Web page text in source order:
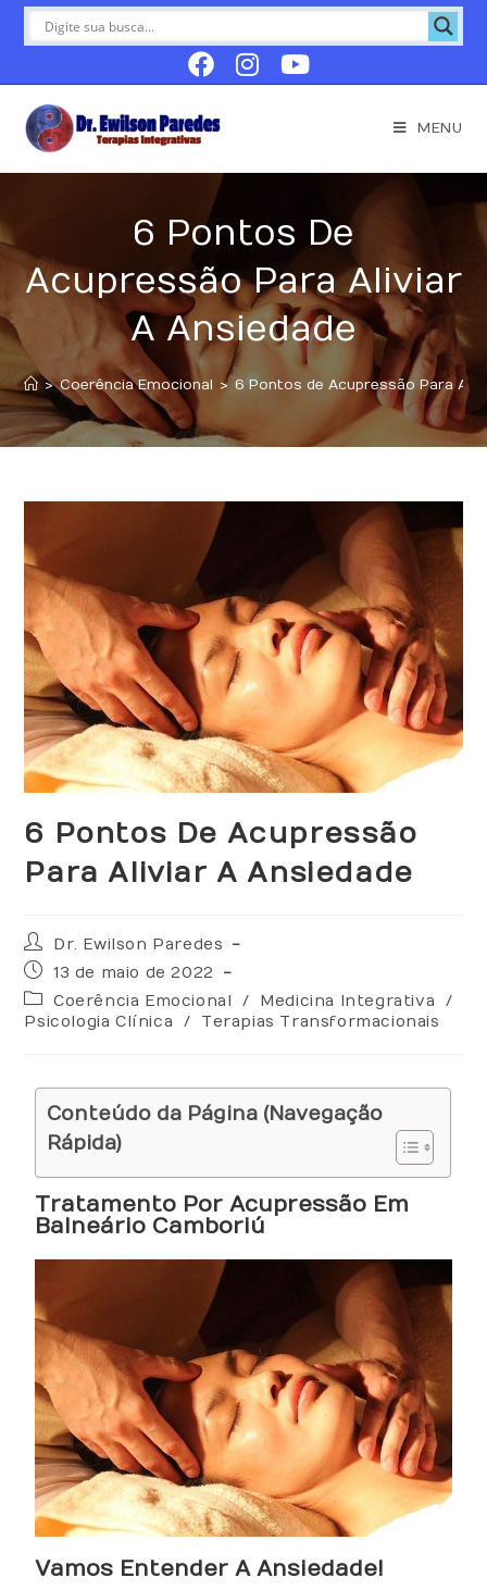
MENU
6 Pontos De
Acupressão Para Aliviar
A Ansiedade
> Coerência Emocional > 6 Pontos de Acupressão Para
6 Pontos De Acupressão
Para Aliviar A Ansiedade
Dr. Ewilson Paredes
13 de maio de 2022
Coerência Emocional
/ Medicina Integrativa
/
Psicologia Clínica
/ Terapias Transformacionais
Conteúdo da Página (Navegação
Rápida)
Tratamento Por Acupressão Em
Balneário Camboriú
Vamos Entender A Ansiedade!